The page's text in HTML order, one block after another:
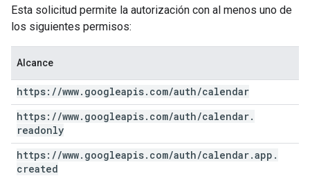
Esta solicitud permite la autorización con al menos uno de
los siguientes permisos:
Alcance
https: //www. googleapis. com/auth/calendar
https: //www. googleapis. com/auth/calendar.
readonly
https: //www. googleapis. com/auth/calendar.app .
created